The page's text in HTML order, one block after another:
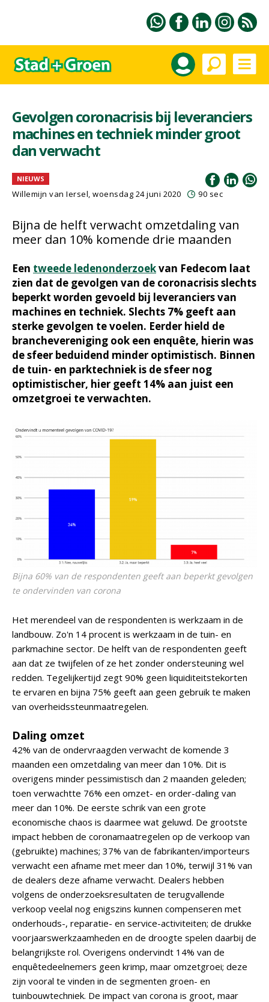
Gevolgen coronacrisis bij leveranciers
machines en techniek minder groot
dan verwacht
NIEUWS
Willemijn van Iersel, woensdag 24 juni 2020 90 sec
Bijna de helft verwacht omzetdaling van
meer dan 10% komende drie maanden
Een tweede ledenonderzoekvan Fedecom laat
zien dat de gevolgen van de coronacrisis slechts
beperkt worden gevoeld bij leveranciers van
machines en techniek. Slechts 7% geeft aan
sterke gevolgen te voelen. Eerder hield de
branchevereniging ook een enquête, hierin was
de sfeer beduidend minder optimistisch. Binnen
de tuin- en parktechniek is de sfeer nog
optimistischer, hier geeft 14% aan juist een
omzetgroei te verwachten.
Bijna 60% van de respondenten geeft aan beperkt gevolgen
te ondervinden van corona
Het merendeel van de respondenten is werkzaam in de
landbouw. Zo'n 14 procent is werkzaam in de tuin- en
parkmachine sector. De helft van de respondenten geeft
aan dat ze twijfelen of ze het zonder ondersteuning wel
redden. Tegelijkertijd zegt 90% geen liquiditeitstekorten
te ervaren en bijna 75% geeft aan geen gebruik te maken
van overheidssteunmaatregelen.
Daling omzet
42% van de ondervraagden verwacht de komende 3
maanden een omzetdaling van meer dan 10%. Dit is
overigens minder pessimistisch dan 2 maanden geleden;
toen verwachtte 76% een omzet- en order-daling van
meer dan 10%. De eerste schrik van een grote
economische chaos is daarmee wat geluwd. De grootste
impact hebben de coronamaatregelen op de verkoop van
(gebruikte) machines; 37% van de fabrikanten/importeurs
verwacht een afname met meer dan 10%, terwijl 31% van
de dealers deze afname verwacht. Dealers hebben
volgens de onderzoeksresultaten de terugvallende
verkoop veelal nog enigszins kunnen compenseren met
onderhouds-, reparatie- en service-activiteiten; de drukke
voorjaarswerkzaamheden en de droogte spelen daarbij de
belangrijkste rol. Overigens ondervindt 14% van de
enquêtedeelnemers geen krimp, maar omzetgroei; deze
zijn vooral te vinden in de segmenten groen- en
tuinbouwtechniek. De impact van corona is groot, maar